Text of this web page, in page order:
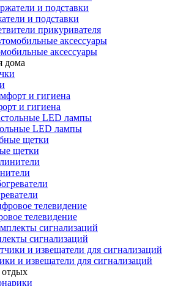
и подставки
прикуривателя
аксессуары
дома
и гигиена
LED лампы
щетки
телевидение
сигнализаций
и извещатели для сигнализаций